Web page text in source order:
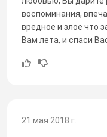
воспоминания,
вредное и злое что
Вам лета, и спаси
21 мая 2018 г.